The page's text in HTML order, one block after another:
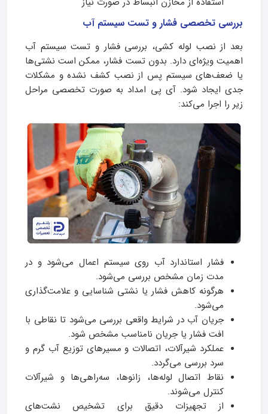
بررسی تخصصی فشار و تست سیستم آب
بعد از نصب لوله کشی، بررسی فشار و تست سیستم آب
اهمیت ویژه‌ای دارد. بدون تست فشار، ممکن است نشتی‌ها
یا ضعف‌های سیستم پس از نصب کشف نشده و مشکلات
جدی ایجاد شود. آی‌ پی امداد به صورت تخصصی مراحل
زیر را اجرا می‌کند:
فشار استاندارد آب روی سیستم اعمال می‌شود و در
مدت زمان مشخص بررسی می‌شود.
هرگونه کاهش فشار یا نشتی شناسایی و علامت‌گذاری
می‌شود.
جریان آب در شرایط واقعی بررسی می‌شود تا نقاطی با
افت فشار یا جریان نامناسب مشخص شود.
عملکرد شیرآلات، اتصالات و مسیرهای توزیع آب گرم و
سرد بررسی می‌گردد.
نقاط اتصال لوله‌ها، زانوها، سه‌راهی‌ها و شیرآلات
کنترل می‌شوند.
از تجهیزات دقیق برای تشخیص نشت‌های